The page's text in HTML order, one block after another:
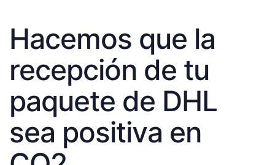
Hacemos que la
recepción de tu
paquete de DHL
sea positiva en